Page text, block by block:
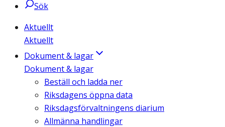
Sök
Aktuellt
Aktuellt
Dokument & lagar
Dokument & lagar
Beställ och ladda ner
Riksdagens öppna data
Riksdagsförvaltningens diarium
Allmänna handlingar